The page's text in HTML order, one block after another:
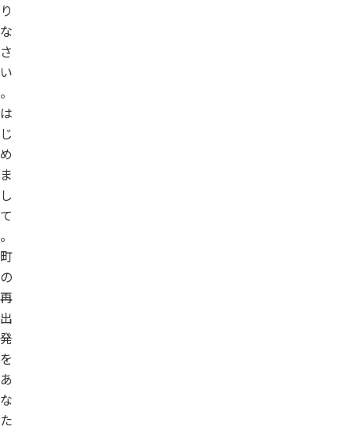
り
な
さ
い
。
は
じ
め
ま
し
て
。
町
の
再
出
発
を
あ
な
た